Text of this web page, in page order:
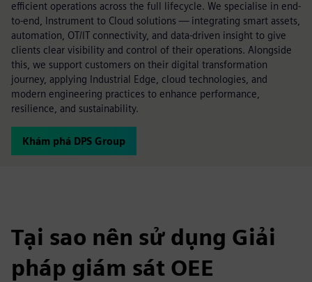
efficient operations across the full lifecycle. We specialise in end-
to-end, Instrument to Cloud solutions — integrating smart assets,
automation, OT/IT connectivity, and data-driven insight to give
clients clear visibility and control of their operations. Alongside
this, we support customers on their digital transformation
journey, applying Industrial Edge, cloud technologies, and
modern engineering practices to enhance performance,
resilience, and sustainability.
Khám phá DPS Group
Tại sao nên sử dụng Giải
pháp giám sát OEE